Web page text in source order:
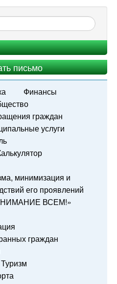
письмо
Финансы
граждан
услуги
минимизация и
его проявлений
ВСЕМ!»
граждан
Туризм